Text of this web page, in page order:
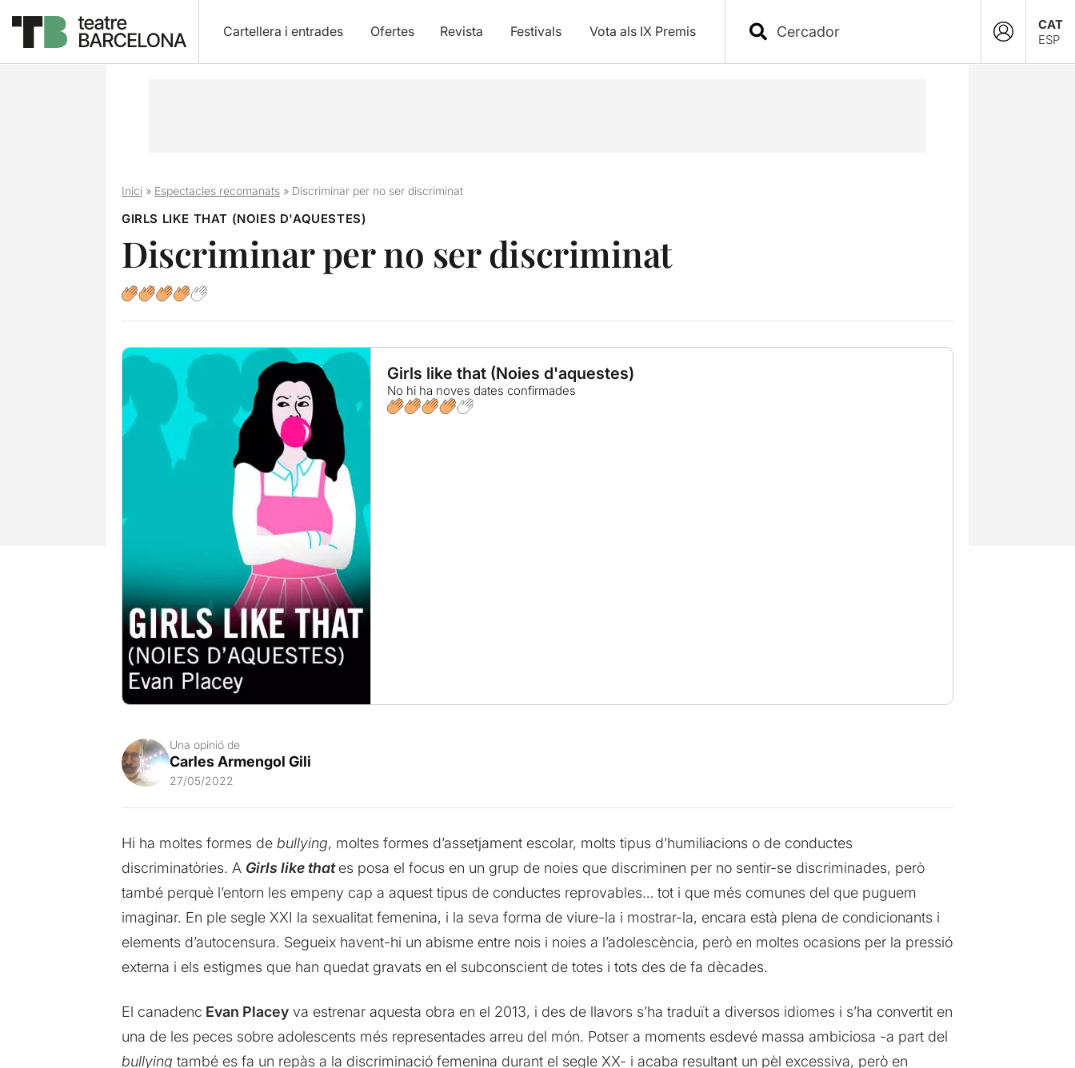
Cartellera i entrades Ofertes Revista Festivals Vota als IX Premis
CAT
ESP
Inici» Espectacles recomanats» Discriminar per no ser discriminat
GIRLS LIKE THAT (NOIES D'AQUESTES)
Discriminar per no ser discriminat
Girls like that (Noies d'aquestes)
No hi ha noves dates confirmades
Una opinió de
Carles Armengol Gili
27/05/2022
Hi ha moltes formes de bullying, moltes formes d’assetjament escolar, molts tipus d’humiliacions o de conductes
discriminatòries. A Girls like that es posa el focus en un grup de noies que discriminen per no sentir-se discriminades, però
també perquè l’entorn les empeny cap a aquest tipus de conductes reprovables… tot i que més comunes del que puguem
imaginar. En ple segle XXI la sexualitat femenina, i la seva forma de viure-la i mostrar-la, encara està plena de condicionants i
elements d’autocensura. Segueix havent-hi un abisme entre nois i noies a l’adolescència, però en moltes ocasions per la pressió
externa i els estigmes que han quedat gravats en el subconscient de totes i tots des de fa dècades.
El canadenc Evan Placeyva estrenar aquesta obra en el 2013, i des de llavors s’ha traduït a diversos idiomes i s’ha convertit en
una de les peces sobre adolescents més representades arreu del món. Potser a moments esdevé massa ambiciosa -a part del
bullying també es fa un repàs a la discriminació femenina durant el segle XX- i acaba resultant un pèl excessiva, però en